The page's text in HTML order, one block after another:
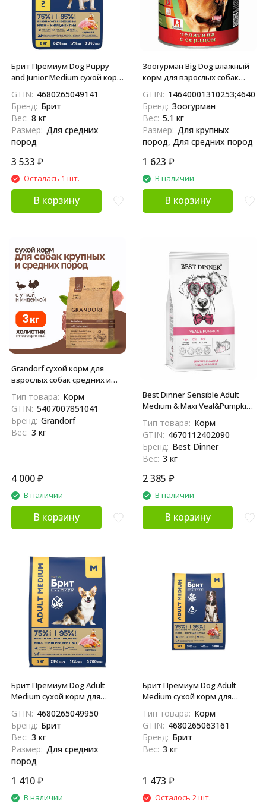
Брит Премиум Dog Puppy
and Junior Medium сухой корм
средних пород с курицей - 8
кг
GTIN: 4680265049141
Бренд: Брит
Вес: 8 кг
Размер: Для средних
пород
3 533 ₽
Осталась 1 шт.
В корзину
Зоогурман Big Dog влажный
корм для взрослых собак
телятиной и сердцем - 850 г
x 6 шт
GTIN:
Бренд: Зоогурман
Вес: 5.1 кг
Размер: Для крупных
пород, Для средних пород
1 623 ₽
В наличии
В корзину
Grandorf сухой корм для
взрослых собак средних и
индейкой - 3 кг
Тип товара: Корм
GTIN: 5407007851041
Бренд: Grandorf
Вес: 3 кг
4 000₽
В наличии
В корзину
Best Dinner Sensible Adult
Medium & Maxi Veal&Pumpkin
собак средних и крупных
пород с телятиной и тыквой
- 3 кг
Тип товара: Корм
GTIN: 4670112402090
Бренд: Best Dinner
Вес: 3 кг
2 385 ₽
В наличии
В корзину
Брит Премиум Dog Adult
Medium сухой корм для
пород с курицей - 3 кг
GTIN: 4680265049950
Бренд: Брит
Вес: 3 кг
Размер: Для средних
пород
1 410₽
В наличии
Брит Премиум Dog Adult
Medium сухой корм для
пород (10-25 кг), с индейкой
и телятиной - 3 кг
Тип товара: Корм
GTIN: 4680265063161
Бренд: Брит
Вес: 3 кг
1 473 ₽
Осталось 2 шт.